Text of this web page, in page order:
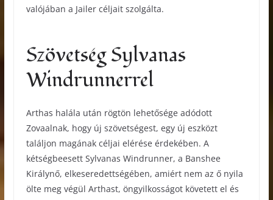
valójában a Jailer céljait szolgálta.
Szövetség Sylvanas
Windrunnerrel
Arthas halála után rögtön lehetősége adódott
Zovaalnak, hogy új szövetségest, egy új eszközt
találjon magának céljai elérése érdekében. A
kétségbeesett Sylvanas Windrunner, a Banshee
Királynő, elkeseredettségében, amiért nem az ő nyila
ölte meg végül Arthast, öngyilkosságot követett el és